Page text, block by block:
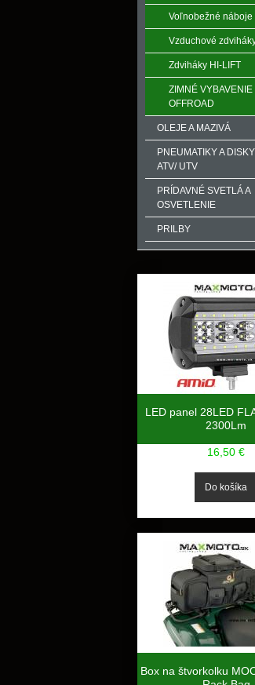
Voľnobežné náboje
Vzduchové
Zdviháky HI-LIFT
ZIMNÉ VYBAVENIE
OFFROAD
OLEJE A MAZIVÁ
PNEUMATIKY A DISKY
ATV/ UTV
PRÍDAVNÉ SVETLÁ A
OSVETLENIE
PRILBY
LED panel 28LED
2300Lm
16,50 €
Box na štvorkolku